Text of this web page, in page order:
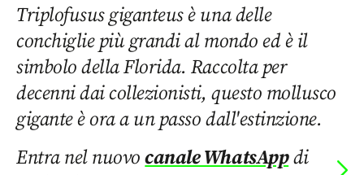
Triplofusus giganteus è una delle
conchiglie più grandi al mondo ed è il
simbolo della Florida. Raccolta per
decenni dai collezionisti, questo mollusco
gigante è ora a un passo dall'estinzione.
Entra nel nuovocanale WhatsAppdi